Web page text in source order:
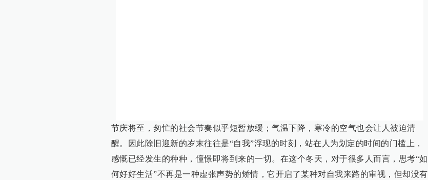
节庆将至，匆忙的社会节奏似乎短暂放缓；气温下降，寒冷的空气也会让人被迫清
醒。因此除旧迎新的岁末往往是“自我”浮现的时刻，站在人为划定的时间的门槛上，
感慨已经发生的种种，憧憬即将到来的一切。在这个冬天，对于很多人而言，思考“如
何好好生活”不再是一种虚张声势的矫情，它开启了某种对自我来路的审视，但却没有